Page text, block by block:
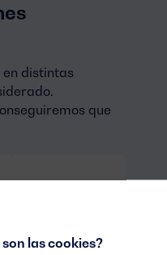
son las cookies?
distintas
que
de potencia